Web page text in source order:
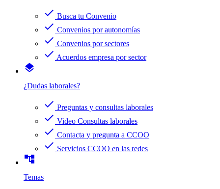
check Busca tu Convenio
check Convenios por autonomías
check Convenios por sectores
check Acuerdos empresa por sector
layers
¿Dudas laborales?
check Preguntas y consultas laborales
check Video Consultas laborales
check Contacta y pregunta a CCOO
check Servicios CCOO en las redes
account_tree
Temas